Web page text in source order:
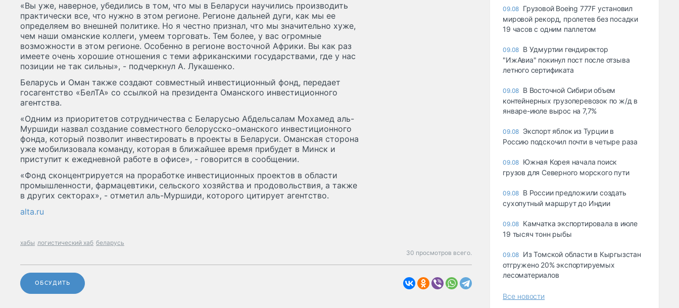
«Вы уже, наверное, убедились в том, что мы в Беларуси научились производить
практически все, что нужно в этом регионе. Регионе дальней дуги, как мы ее
определяем во внешней политике. Но я честно признал, что мы значительно хуже,
чем наши оманские коллеги, умеем торговать. Тем более, у вас огромные
возможности в этом регионе. Особенно в регионе восточной Африки. Вы как раз
имеете очень хорошие отношения с теми африканскими государствами, где у нас
позиции не так сильны», - подчеркнул А. Лукашенко.
Беларусь и Оман также создают совместный инвестиционный фонд, передает
госагентство «БелТА» со ссылкой на президента Оманского инвестиционного
агентства.
«Одним из приоритетов сотрудничества с Беларусью Абдельсалам Мохамед аль-
Муршиди назвал создание совместного белорусско-оманского инвестиционного
фонда, который позволит инвестировать в проекты в Беларуси. Оманская сторона
уже мобилизовала команду, которая в ближайшее время прибудет в Минск и
приступит к ежедневной работе в офисе», - говорится в сообщении.
«Фонд сконцентрируется на проработке инвестиционных проектов в области
промышленности, фармацевтики, сельского хозяйства и продовольствия, а также
в других секторах», - отметил аль-Муршиди, которого цитирует агентство.
alta.ru
хабы логистический хаб беларусь
30 просмотров всего.
ОБСУДИТЬ
09.08 Грузовой Boeing 777F установил
мировой рекорд, пролетев без посадки
19 часов с одним паллетом
09.08 В Удмуртии гендиректор
"ИжАвиа" покинул пост после отзыва
летного сертификата
09.08 В Восточной Сибири объем
контейнерных грузоперевозок по ж/д в
январе-июле вырос на 7,7%
09.08 Экспорт яблок из Турции в
Россию подскочил почти в четыре раза
09.08 Южная Корея начала поиск
грузов для Северного морского пути
09.08 В России предложили создать
сухопутный маршрут до Индии
09.08 Камчатка экспортировала в июле
19 тысяч тонн рыбы
09.08 Из Томской области в Кыргызстан
отгружено 20% экспортируемых
лесоматериалов
Все новости